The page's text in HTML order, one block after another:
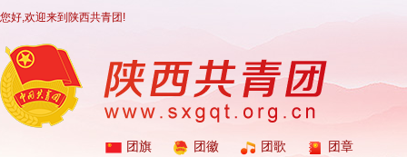
您好,欢迎来到陕西共青团!
团旗 团徽 团歌 团章